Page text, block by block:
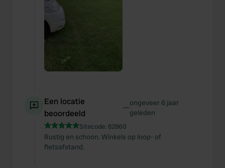
Een locatie
beoordeeld
—ongeveer 6 jaar
geleden
Sitecode: 82860
Rustig en schoon. Winkels op loop- of
fietsafstand.